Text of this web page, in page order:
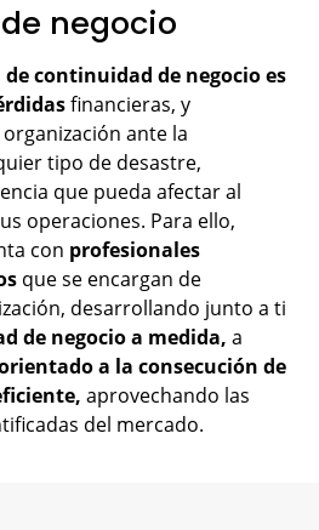
negocio
continuidad de negocio es
financieras, y
ante la
tipo de desastre,
que pueda afectar al
operaciones. Para ello,
con profesionales
que se encargan de
desarrollando junto a ti
de negocio a medida, a
a la consecución de
aprovechando las
del mercado.